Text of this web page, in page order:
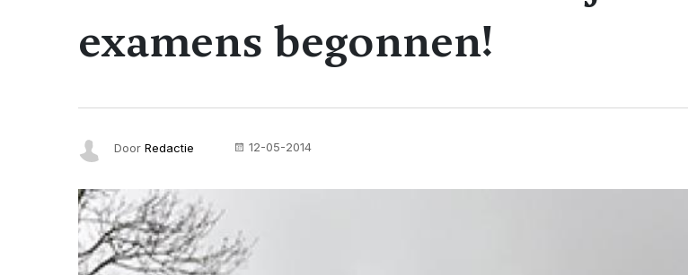
examens begonnen!
Door Redactie 12-05-2014